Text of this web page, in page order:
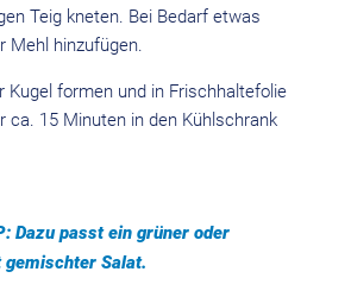
Teig kneten. Bei Bedarf etwas
Mehl hinzufügen.
Kugel formen und in Frischhaltefolie
ca. 15 Minuten in den Kühlschrank
Dazu passt ein grüner oder
gemischter Salat.